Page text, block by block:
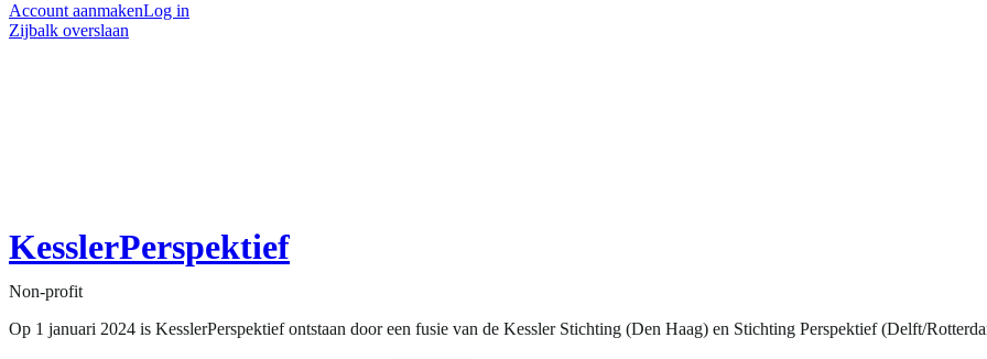
Account aanmakenLog in
Zijbalk overslaan
KesslerPerspektief
Non-profit
Op 1 januari 2024 is KesslerPerspektief ontstaan door een fusie van de Kessler Stichting (Den Haag) en Stichting Perspektief (Delft/